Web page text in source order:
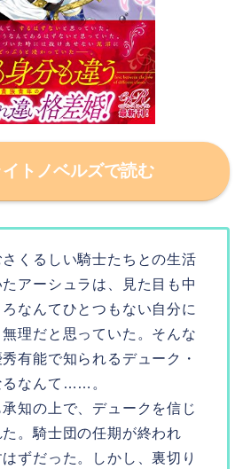
トノベルズで読む
くるしい騎士たちとの生活
アーシュラは、見た目も中
なんてひとつもない自分に
理だと思っていた。そんな
有能で知られるデューク・
るなんて……。
知の上で、デュークを信じ
。騎士団の任期が終われ
ずだった。しかし、裏切り